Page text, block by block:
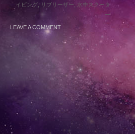
イビング, リブリーザー
水中スクータ
ー
LEAVE A COMMENT